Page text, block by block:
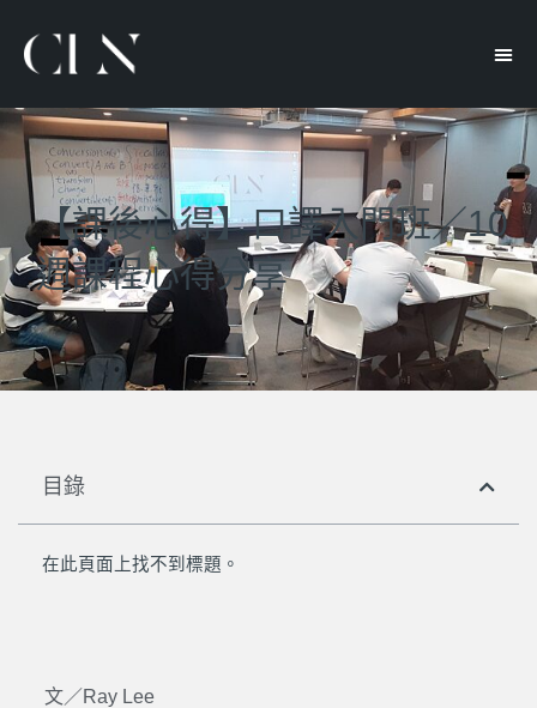
【課後心得】口譯入門班／10
週課程心得分享
目錄
在此頁面上找不到標題。
文／Ray Lee